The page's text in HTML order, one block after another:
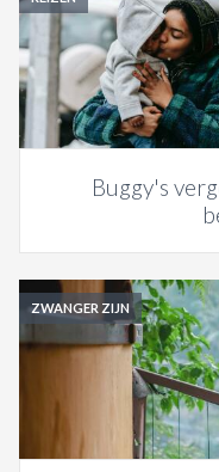
Buggy's
ZWANGER ZIJN